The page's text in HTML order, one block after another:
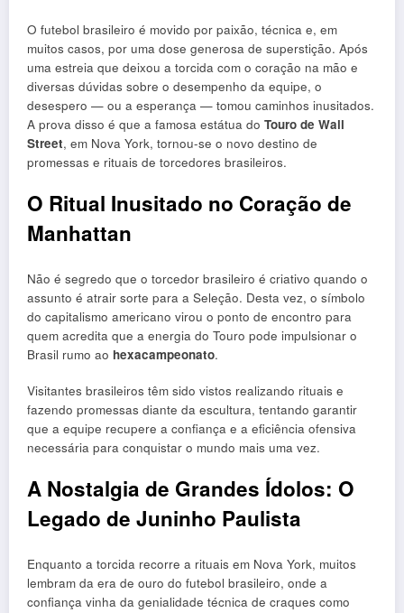
O futebol brasileiro é movido por paixão, técnica e, em
muitos casos, por uma dose generosa de superstição. Após
uma estreia que deixou a torcida com o coração na mão e
diversas dúvidas sobre o desempenho da equipe, o
desespero — ou a esperança — tomou caminhos inusitados.
A prova disso é que a famosa estátua do Touro de Wall
Street, em Nova York, tornou-se o novo destino de
promessas e rituais de torcedores brasileiros.
O Ritual Inusitado no Coração de
Manhattan
Não é segredo que o torcedor brasileiro é criativo quando o
assunto é atrair sorte para a Seleção. Desta vez, o símbolo
do capitalismo americano virou o ponto de encontro para
quem acredita que a energia do Touro pode impulsionar o
Brasil rumo ao hexacampeonato.
Visitantes brasileiros têm sido vistos realizando rituais e
fazendo promessas diante da escultura, tentando garantir
que a equipe recupere a confiança e a eficiência ofensiva
necessária para conquistar o mundo mais uma vez.
A Nostalgia de Grandes Ídolos: O
Legado de Juninho Paulista
Enquanto a torcida recorre a rituais em Nova York, muitos
lembram da era de ouro do futebol brasileiro, onde a
confiança vinha da genialidade técnica de craques como